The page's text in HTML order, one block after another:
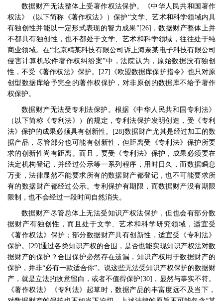
数据财产无法整体上受著作权法保护。《中华人民共和国著作
权法》（以下简称《著作权法》）保护“文学、艺术和科学领域内具
有独创性并能以一定形式表现的智力成果”[26] ，数据财产整体上并
不都具有独创性，也不都处于文学、艺术和科学领域，往往处于纯
商业领域。在“北京精某科技有限公司诉上海奈某电子科技有限公司
侵害计算机软件著作权纠纷案”中，法院认为，原始数据没有独创
性，不受《著作权法》保护。
[27]
《欧盟数据库保护指令》也只对原
创型数据库给予完全的著作权保护，对非原创的数据库不给予著作
权保护。
数据财产无法受专利法保护。根据《中华人民共和国专利法》
（以下简称《专利法》）的规定，专利法保护发明创造，受《专利
法》保护的成果必须具有创新性。
[28]数据财产尤其是经过加工的数
据产品，尽管部分也可能有创新性，但距离受《专利法》保护所要
求的创新性尚有距离。而且，要受《专利法》保护，成果必须要在
法定机构登记，并经过公示等一系列程序，用时日久，而数据瞬息
万变，法律显然不能要求所有的数据财产都登记，也不可能要求所
有的数据财产都经过公示。专利保护有期限，而数据财产没有期限
限制，也不会经过一段时间自然消失。
数据财产尽管总体上无法受知识产权法保护，但也会有部分数
据财产有独创性，而且处于文学、艺术和科学研究领域，适宜受
《著作权法》保护；部分数据财产具有创新性，适宜受《专利法》
保护。
[29]通过各类知识产权的合围，是否也能实现知识产权法对数
据财产的保护？合围保护必然存在遗漏，知识产权用于数据财产的
保护，并非“必有一款适合你”。说这些无法受知识产权保护的数据财
产，就是立法的故意留白，或者不值得保护 [30] ，显然与事实不符。
《著作权法》《专利法》起草时，数据产品的丰富度远不及当下，